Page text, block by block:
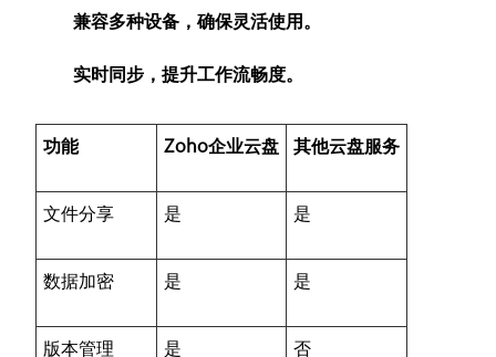
兼容多种设备，确保灵活使用。
实时同步，提升工作流畅度。
功能 Zoho企业云盘 其他云盘服务
文件分享 是 是
数据加密 是 是
版本管理 是 否